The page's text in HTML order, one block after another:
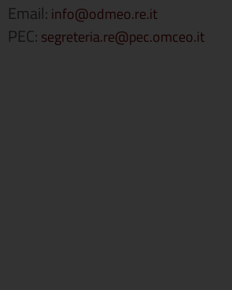
Email: info@odmeo.re.it
PEC: segreteria.re@pec.omceo.it